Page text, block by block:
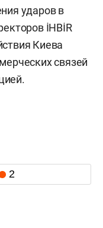
ударов в
İHBİR
Киева
связей
2